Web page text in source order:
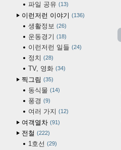
파일 공유 13
이런저런 이야기 136
생활정보 26
운동경기 18
이런저런 일들 24
정치 28
TV, 영화 34
찍그림 35
동식물 14
풍경 9
여러 가지 12
여객열차 91
전철 222
1호선 29